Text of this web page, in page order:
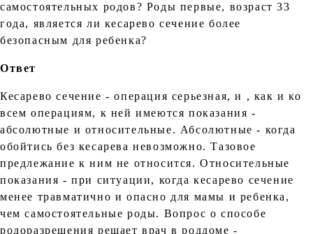
самостоятельных родов? Роды первые, возраст 33
года, является ли кесарево сечение более
безопасным для ребенка?
Ответ
Кесарево сечение - операция серьезная, и , как и ко
всем операциям, к ней имеются показания -
абсолютные и относительные. Абсолютные - когда
обойтись без кесарева невозможно. Тазовое
предлежание к ним не относится. Относительные
показания - при ситуации, когда кесарево сечение
менее травматично и опасно для мамы и ребенка,
чем самостоятельные роды. Вопрос о способе
родоразрешения решает врач в роддоме -